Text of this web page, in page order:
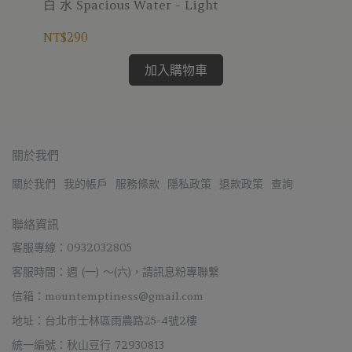
白 水 Spacious Water - Light
NT$290
加入購物車
關於我們
關於我們 我的帳戶 服務條款 隱私政策 退款政策 查詢
聯絡資訊
客服專線：0932032805
客服時間：週 (一) ～(六)，請訊息粉專聯繫
信箱：mountemptiness@gmail.com
地址：台北市士林區雨農路25-4號2樓
統一編號：秋山豆行 72930813